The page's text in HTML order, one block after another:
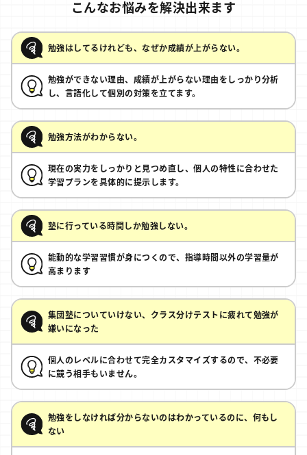
こんなお悩みを解決出来ます
勉強はしてるけれども、なぜか成績が上がらない。
勉強ができない理由、成績が上がらない理由をしっかり分析
し、言語化して個別の対策を立てます。
勉強方法がわからない。
現在の実力をしっかりと見つめ直し、個人の特性に合わせた
学習プランを具体的に提示します。
塾に行っている時間しか勉強しない。
能動的な学習習慣が身につくので、指導時間以外の学習量が
高まります
集団塾についていけない、クラス分けテストに疲れて勉強が
嫌いになった
個人のレベルに合わせて完全カスタマイズするので、不必要
に競う相手もいません。
勉強をしなければ分からないのはわかっているのに、何もし
ない